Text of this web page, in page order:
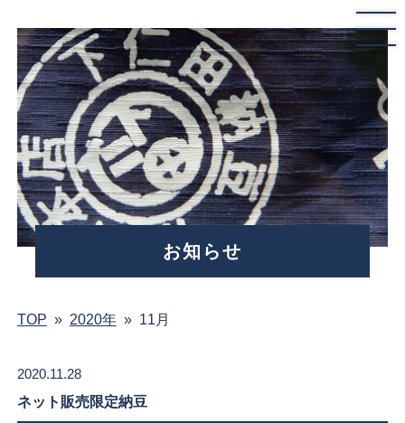
お知らせ
TOP » 2020年» 11月
2020.11.28
ネット販売限定納豆